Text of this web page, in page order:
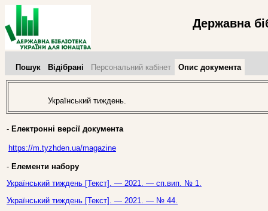
Державна
Пошук Відібрані Персональний кабінет Опис документа
Український тиждень.
- Електронні версії документа
https://m.tyzhden.ua/magazine
- Елементи набору
Український тиждень [Текст]. — 2021. — сп.вип. № 1.
Український тиждень [Текст]. — 2021. — № 44.